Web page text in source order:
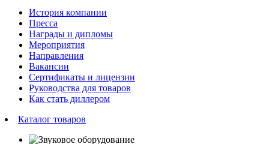
История компании
Пресса
Награды и дипломы
Мероприятия
Направления
Вакансии
Сертификаты и лицензии
Руководства для товаров
Как стать диллером
Каталог товаров